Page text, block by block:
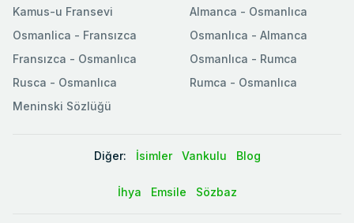
Kamus-u Fransevi
Osmanlica - Fransızca
Fransızca - Osmanlıca
Rusca - Osmanlıca
Meninski Sözlüğü
Almanca - Osmanlıca
Osmanlıca - Almanca
Osmanlıca - Rumca
Rumca - Osmanlıca
Diğer: İsimler Vankulu Blog
İhya Emsile Sözbaz